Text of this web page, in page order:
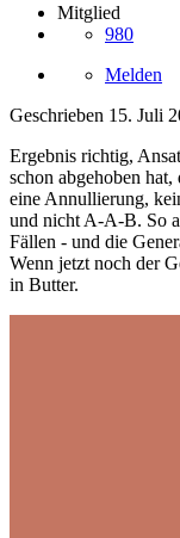
Mitglied
980
Melden
Geschrieben 15. Juli
Ergebnis richtig,
schon abgehoben
eine Annullierung,
und nicht A-A-B. So
Fällen - und die
Wenn jetzt noch der
in Butter.